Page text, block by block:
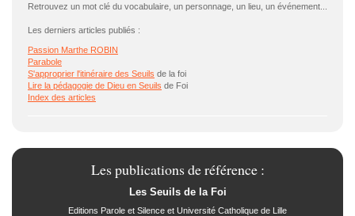
Retrouvez un mot clé du vocabulaire, un personnage, un lieu, un événement...
Les derniers articles publiés :
Passion Marthe ROBIN
Parabole
S'approprier l'itinéraire des Seuils de la foi
Lire la pédagogie de Dieu en Seuils de Foi
Index des articles
Les publications de référence :
Les Seuils de la Foi
Editions Parole et Silence et Université Catholique de Lille